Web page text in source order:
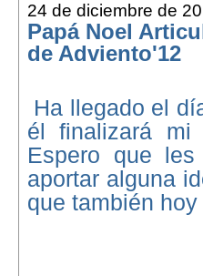
24 de diciembre de
Papá Noel
de Adviento'12
Ha llegado el
él finalizará mi
Espero que
aportar alguna
que también